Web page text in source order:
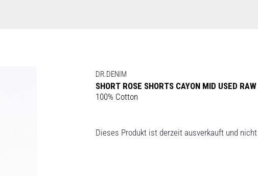
DR.DENIM
SHORT ROSE SHORTS CAYON MID USED RAW
100% Cotton
Dieses Produkt ist derzeit ausverkauft und